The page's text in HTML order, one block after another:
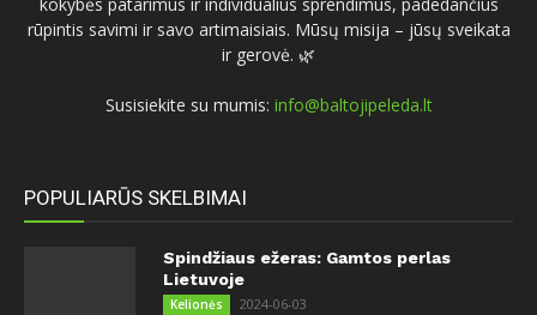
rūpintis savimi ir savo artimaisiais. Mūsų misija – jūsų sveikata
ir gerovė. 🌿
Susisiekite su mumis: info@baltojipeleda.lt
POPULIARŪS SKELBIMAI
Spindžiaus ežeras: Gamtos perlas
Lietuvoje
Kelionės 2024-06-03